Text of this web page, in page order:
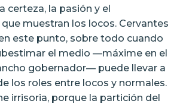
certeza, la pasión y el
muestran los locos. Cervantes
este punto, sobre todo cuando
el medio —máxime en el
gobernador— puede llevar a
los roles entre locos y normales.
irrisoria, porque la partición del